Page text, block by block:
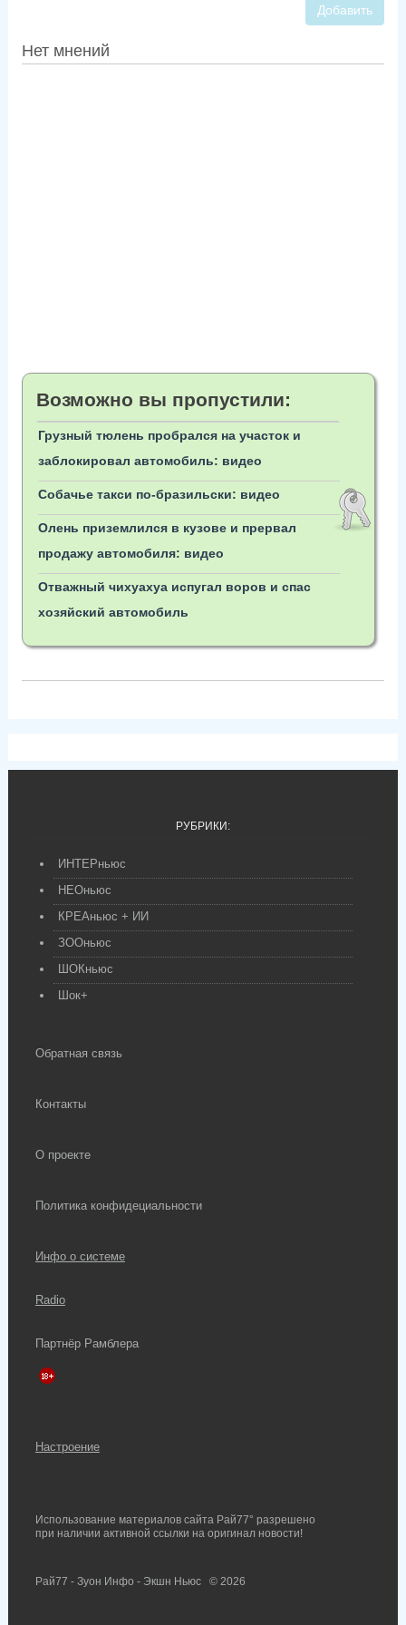
Добавить
Нет мнений
Возможно вы пропустили:
Грузный тюлень пробрался на участок и
заблокировал автомобиль: видео
Собачье такси по-бразильски: видео
Олень приземлился в кузове и прервал
продажу автомобиля: видео
Отважный чихуахуа испугал воров и спас
хозяйский автомобиль
РУБРИКИ:
ИНТЕРньюс
НЕОньюс
КРЕАньюс + ИИ
ЗООньюс
ШОКньюс
Шок+
Обратная связь
Контакты
О проекте
Политика конфидециальности
Инфо о системе
Radio
Партнёр Рамблера
Настроение
Использование материалов сайта Рай77° разрешено
при наличии активной ссылки на оригинал новости!
Рай77 - Зуон Инфо - Экшн Ньюс © 2026